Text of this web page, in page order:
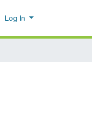
Log In